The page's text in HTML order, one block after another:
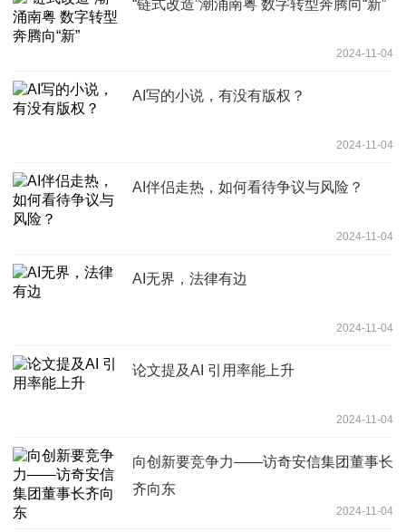
“链式改造”潮涌南粤 数字转型奔腾向“新”
2024-11-04
AI写的小说，有没有版权？
2024-11-04
AI伴侣走热，如何看待争议与风险？
2024-11-04
AI无界，法律有边
2024-11-04
论文提及AI 引用率能上升
2024-11-04
向创新要竞争力——访奇安信集团董事长
齐向东
2024-11-04